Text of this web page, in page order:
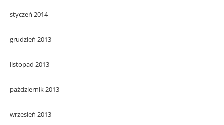
styczeń 2014
grudzień 2013
listopad 2013
październik 2013
wrzesień 2013